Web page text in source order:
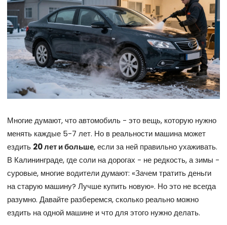
Многие думают, что автомобиль - это вещь, которую нужно
менять каждые 5-7 лет. Но в реальности машина может
ездить 20 лет и больше, если за ней правильно ухаживать.
В Калининграде, где соли на дорогах - не редкость, а зимы -
суровые, многие водители думают: «Зачем тратить деньги
на старую машину? Лучше купить новую». Но это не всегда
разумно. Давайте разберемся, сколько реально можно
ездить на одной машине и что для этого нужно делать.